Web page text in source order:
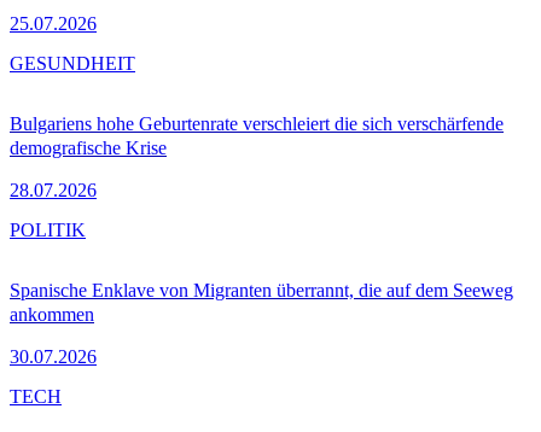
25.07.2026
Bulgariens hohe Geburtenrate verschleiert die sich verschärfende
demografische Krise
28.07.2026
GESUNDHEIT
Spanische Enklave von Migranten überrannt, die auf dem Seeweg
ankommen
30.07.2026
POLITIK
TECH